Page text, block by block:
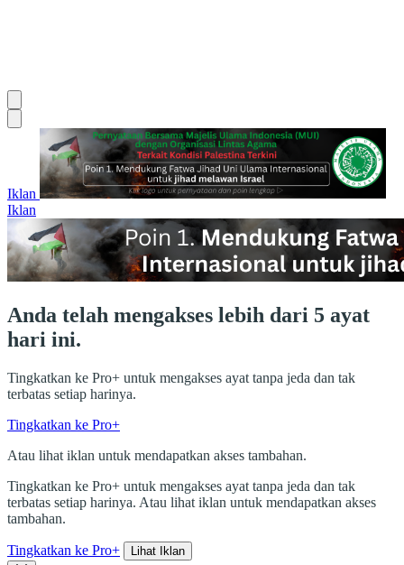
Iklan
Iklan
Anda telah mengakses lebih dari 5 ayat
hari ini.
Tingkatkan ke Pro+ untuk mengakses ayat tanpa jeda dan tak
terbatas setiap harinya.
Tingkatkan ke Pro+
Atau lihat iklan untuk mendapatkan akses tambahan.
Tingkatkan ke Pro+ untuk mengakses ayat tanpa jeda dan tak
terbatas setiap harinya. Atau lihat iklan untuk mendapatkan akses
tambahan.
Tingkatkan ke Pro+ Lihat Iklan